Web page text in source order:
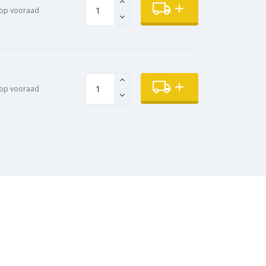
op vooraad
op vooraad